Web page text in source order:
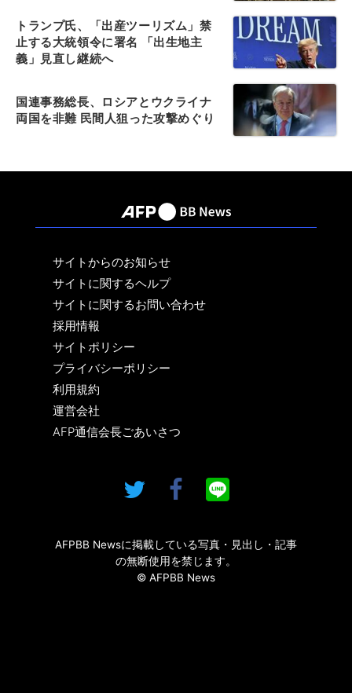
トランプ氏、「出産ツーリズム」禁
止する大統領令に署名 「出生地主
義」見直し継続へ
国連事務総長、ロシアとウクライナ
両国を非難 民間人狙った攻撃めぐり
サイトからのお知らせ
サイトに関するヘルプ
サイトに関するお問い合わせ
採用情報
サイトポリシー
プライバシーポリシー
利用規約
運営会社
AFP通信会長ごあいさつ
AFPBB Newsに掲載している写真・見出し・記事
の無断使用を禁じます。
© AFPBB News